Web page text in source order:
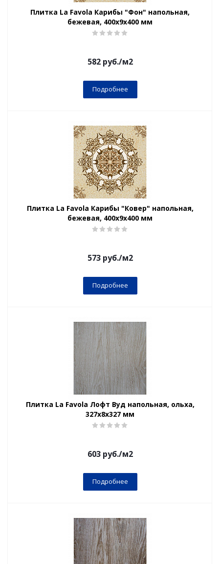
Плитка La Favola Карибы "Фон" напольная,
бежевая, 400x9х400 мм
582руб./м2
Подробнее
Плитка La Favola Карибы "Ковер" напольная,
бежевая, 400x9х400 мм
573руб./м2
Подробнее
Плитка La Favola Лофт Вуд напольная, ольха,
327x8x327 мм
603руб./м2
Подробнее